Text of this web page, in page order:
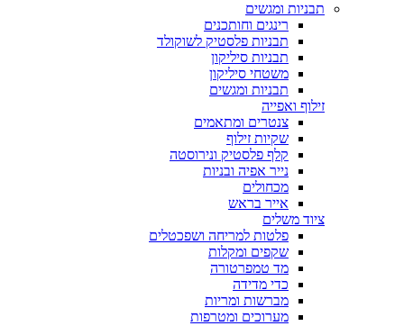
תבניות ומגשים
רינגים וחותכנים
תבניות פלסטיק לשוקולד
תבניות סיליקון
משטחי סיליקון
תבניות ומגשים
זילוף ואפייה
צנטרים ומתאמים
שקיות זילוף
קלף פלסטיק ונירוסטה
נייר אפיה ובניות
מכחולים
אייר בראש
ציוד משלים
פלטות למריחה ושפכטלים
שקפים ומקלות
מד טמפרטורה
כדי מדידה
מברשות ומריות
מערוכים ומטרפות